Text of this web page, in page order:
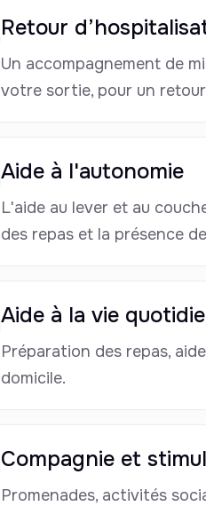
Retour
Un accompagnement de
votre sortie, pour un
Aide à l'autonomie
L'aide au lever et au
des repas et la présence
Aide à la vie
Préparation des repas,
domicile.
Compagnie et
Promenades, activités